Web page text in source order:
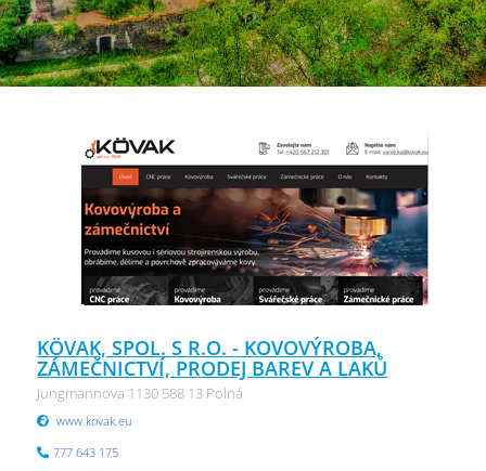
KÖVAK, SPOL. S R.O. - KOVOVÝROBA,
ZÁMEČNICTVÍ, PRODEJ BAREV A LAKŮ
Jungmannova 1130 588 13 Polná
www.kovak.eu
777 643 175